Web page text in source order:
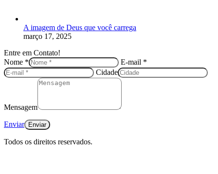
A imagem de Deus que você carrega
março 17, 2025
Entre em Contato!
Nome *
E-mail *
Cidade
Mensagem
Enviar
Todos os direitos reservados.